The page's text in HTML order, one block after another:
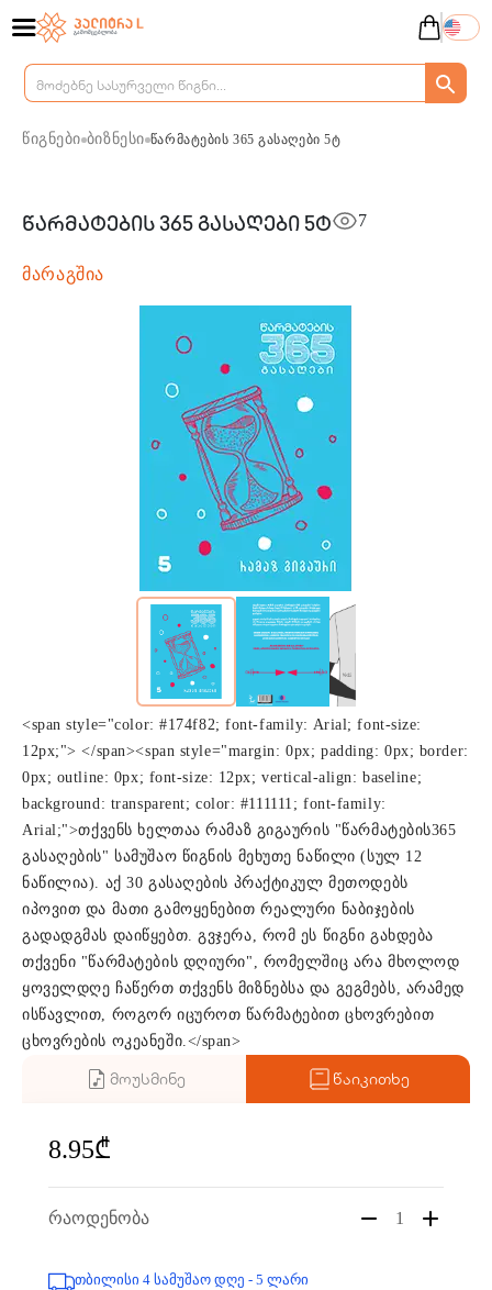
წიგნები ბიზნესი წარმატების 365 გასაღები 5ტ
წარმატების 365 გასაღები 5ტ 7
მარაგშია
<span style="color: #174f82; font-family: Arial; font-size:
12px;"> </span><span style="margin: 0px; padding: 0px; border:
0px; outline: 0px; font-size: 12px; vertical-align: baseline;
background: transparent; color: #111111; font-family:
Arial;">თქვენს ხელთაა რამაზ გიგაურის "წარმატების365
გასაღების" სამუშაო წიგნის მეხუთე ნაწილი (სულ 12
ნაწილია). აქ 30 გასაღების პრაქტიკულ მეთოდებს
იპოვით და მათი გამოყენებით რეალური ნაბიჯების
გადადგმას დაიწყებთ. გვჯერა, რომ ეს წიგნი გახდება
თქვენი "წარმატების დღიური", რომელშიც არა მხოლოდ
ყოველდღე ჩაწერთ თქვენს მიზნებსა და გეგმებს, არამედ
ისწავლით, როგორ იცუროთ წარმატებით ცხოვრებით
ცხოვრების ოკეანეში.</span>
მოუსმინე წაიკითხე
8.95₾
რაოდენობა 1
თბილისი 4 სამუშაო დღე - 5 ლარი